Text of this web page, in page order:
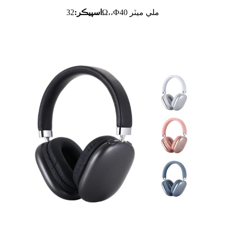
اسپيڪر: 32Ω،،Ф40 ملي ميٽر